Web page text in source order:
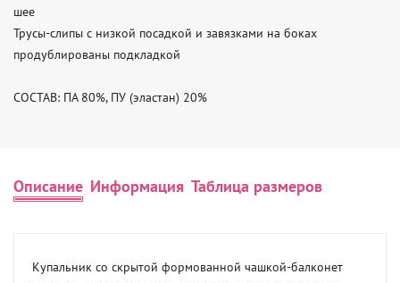
шее
Трусы-слипы с низкой посадкой и завязками на боках
продублированы подкладкой
СОСТАВ: ПА 80%, ПУ (эластан) 20%
Описание Информация Таблица размеров
Купальник со скрытой формованной чашкой-балконет